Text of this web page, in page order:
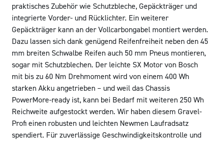
praktisches Zubehör wie Schutzbleche, Gepäckträger und
integrierte Vorder- und Rücklichter. Ein weiterer
Gepäckträger kann an der Vollcarbongabel montiert werden.
Dazu lassen sich dank genügend Reifenfreiheit neben den 45
mm breiten Schwalbe Reifen auch 50 mm Pneus montieren,
sogar mit Schutzblechen. Der leichte SX Motor von Bosch
mit bis zu 60 Nm Drehmoment wird von einem 400 Wh
starken Akku angetrieben – und weil das Chassis
PowerMore-ready ist, kann bei Bedarf mit weiteren 250 Wh
Reichweite aufgestockt werden. Wir haben diesem Gravel-
Profi einen robusten und leichten Newmen Laufradsatz
spendiert. Für zuverlässige Geschwindigkeitskontrolle und